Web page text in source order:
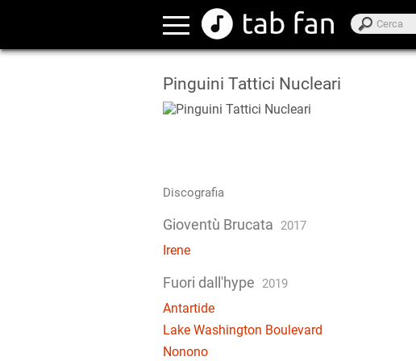
Pinguini Tattici Nucleari
Discografia
Gioventù Brucata 2017
Irene
Fuori dall'hype 2019
Antartide
Lake Washington Boulevard
Nonono